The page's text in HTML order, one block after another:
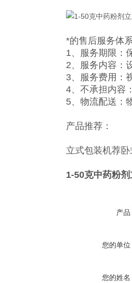
*的售后服务体
1、服务期限：
2、服务内容：
3、服务费用：
4、不承担内容
5、物流配送：
产品推荐：
立式包装机荐
1-50克中药粉
产品
您的单位
您的姓名